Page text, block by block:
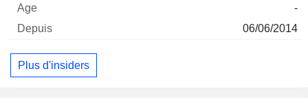
-
06/06/2014
Plus d'insiders